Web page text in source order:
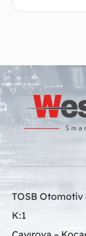
TOSB Otomotiv
K:1